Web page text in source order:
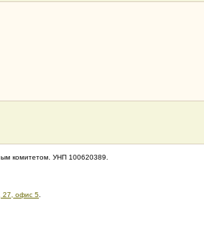
комитетом. УНП 100620389.
27, офис 5